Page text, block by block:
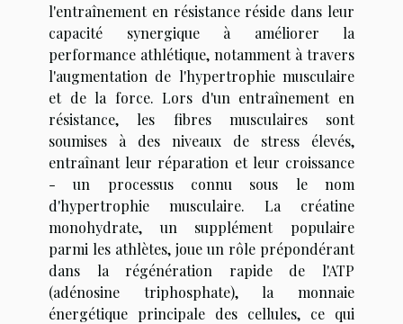
l'entraînement en résistance réside dans leur
capacité synergique à améliorer la
performance athlétique, notamment à travers
l'augmentation de l'hypertrophie musculaire
et de la force. Lors d'un entraînement en
résistance, les fibres musculaires sont
soumises à des niveaux de stress élevés,
entraînant leur réparation et leur croissance
- un processus connu sous le nom
d'hypertrophie musculaire. La créatine
monohydrate, un supplément populaire
parmi les athlètes, joue un rôle prépondérant
dans la régénération rapide de l'ATP
(adénosine triphosphate), la monnaie
énergétique principale des cellules, ce qui